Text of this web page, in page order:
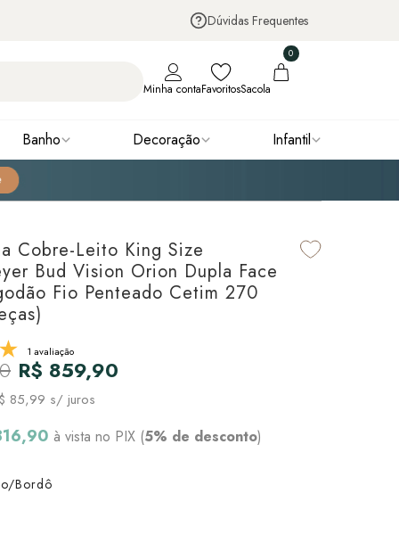
Dúvidas Frequentes
Minha contaFavoritosSacola
0
Banho Decoração Infantil
Cobre-Leito King Size
Bud Vision Orion Dupla Face
Fio Penteado Cetim 270
1 avaliação
R$ 859,90
85,99 s/ juros
à vista no PIX (5% de desconto)
Bordô